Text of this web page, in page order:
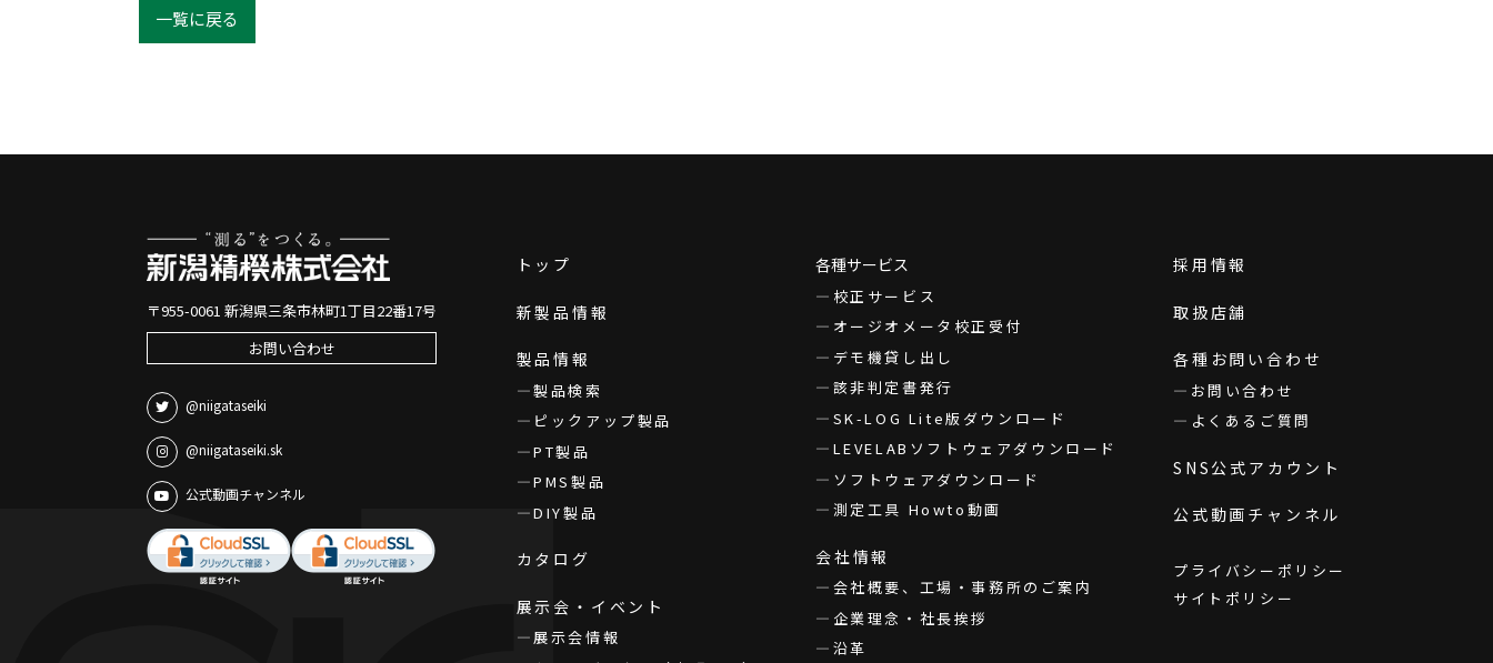
一覧に戻る
〒955-0061 新潟県三条市林町1丁目22番17号
お問い合わせ
@niigataseiki
@niigataseiki.sk
公式動画チャンネル
トップ
新製品情報
製品情報
製品検索
ピックアップ製品
PT製品
PMS製品
DIY製品
カタログ
展示会・イベント
展示会情報
各種サービス
校正サービス
オージオメータ校正受付
デモ機貸し出し
該非判定書発行
SK-LOG Lite版ダウンロード
LEVELABソフトウェアダウンロード
ソフトウェアダウンロード
測定工具 Howto動画
会社情報
会社概要、工場・事務所のご案内
企業理念・社長挨拶
沿革
採用情報
取扱店舗
各種お問い合わせ
お問い合わせ
よくあるご質問
SNS公式アカウント
公式動画チャンネル
プライバシーポリシー
サイトポリシー